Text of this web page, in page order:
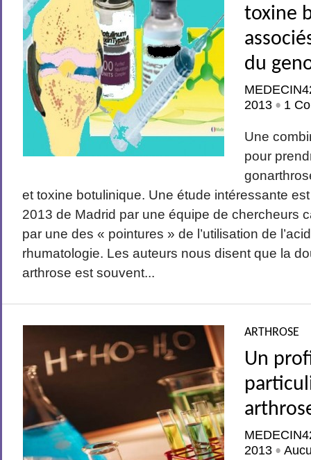
toxine
du
2013 • 1
Une
pour
et toxine botulinique. Une étude intéressante
2013 de Madrid par une équipe de chercheurs
par une des « pointures » de l’utilisation de
rhumatologie. Les auteurs nous disent que la
arthrose est souvent...
ARTHROSE
Un
2013 •